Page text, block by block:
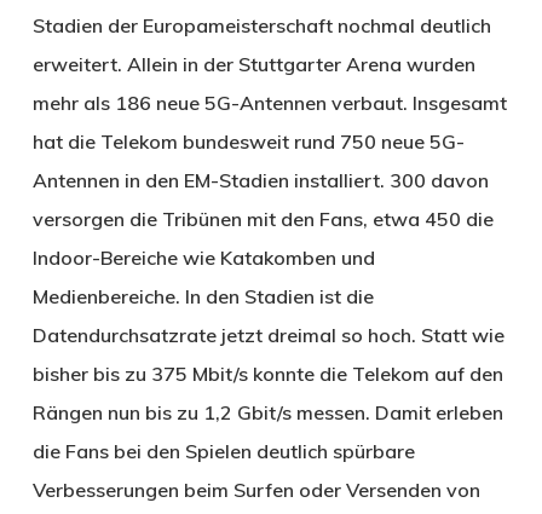
Stadien der Europameisterschaft nochmal deutlich
erweitert. Allein in der Stuttgarter Arena wurden
mehr als 186 neue 5G-Antennen verbaut. Insgesamt
hat die Telekom bundesweit rund 750 neue 5G-
Antennen in den EM-Stadien installiert. 300 davon
versorgen die Tribünen mit den Fans, etwa 450 die
Indoor-Bereiche wie Katakomben und
Medienbereiche. In den Stadien ist die
Datendurchsatzrate jetzt dreimal so hoch. Statt wie
bisher bis zu 375 Mbit/s konnte die Telekom auf den
Rängen nun bis zu 1,2 Gbit/s messen. Damit erleben
die Fans bei den Spielen deutlich spürbare
Verbesserungen beim Surfen oder Versenden von